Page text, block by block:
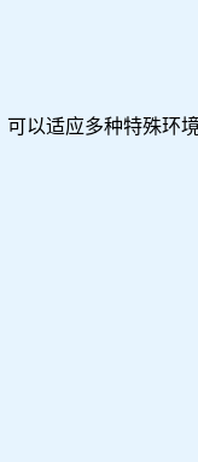
以适应多种特殊环